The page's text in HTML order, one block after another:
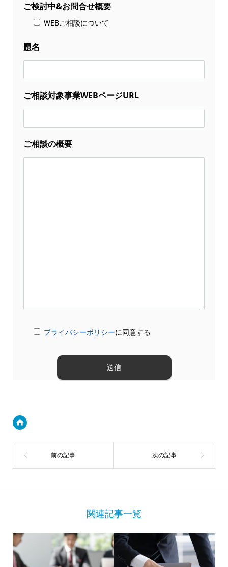
ご検討中&お問合せ概要
WEBご相談について
題名
ご相談対象事業WEBページURL
ご相談の概要
プライバシーポリシーに同意する
関連記事一覧